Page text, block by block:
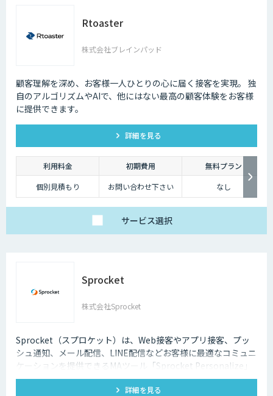
Rtoaster
株式会社ブレインパッド
顧客理解を深め、お客様一人ひとりの心に届く接客を実現。 独
自のアルゴリズムやAIで、他にはない最高の顧客体験をお客様
に提供できます。
詳細を見る
利用料金 初期費用
無料プラン
個別見積もり
お問い合わせ下さい なし
サービス選択
Sprocket
株式会社Sprocket
Sprocket（スプロケット）は、Web接客やアプリ接客、プッ
シュ通知、メール配信、LINE配信などお客様に最適なコミュニ
ケーションを提供できるMAツール「Sprocket Personalize」
を提供しています。
詳細を見る